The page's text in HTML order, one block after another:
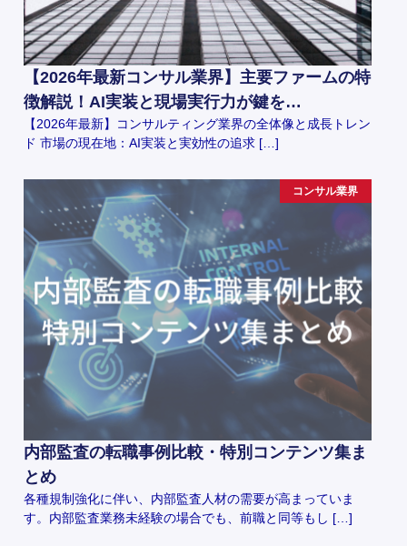
【2026年最新コンサル業界】主要ファームの特
徴解説！AI実装と現場実行力が鍵を…
【2026年最新】コンサルティング業界の全体像と成長トレン
ド 市場の現在地：AI実装と実効性の追求 […]
コンサル業界
内部監査の転職事例比較・特別コンテンツ集ま
とめ
各種規制強化に伴い、内部監査人材の需要が高まっていま
す。内部監査業務未経験の場合でも、前職と同等もし […]